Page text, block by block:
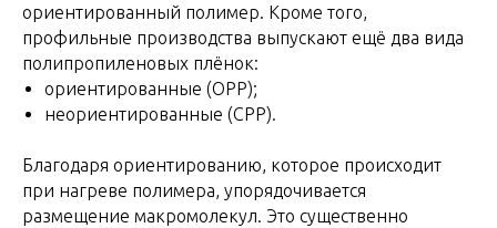
ориентированный полимер. Кроме того,
профильные производства выпускают ещё два вида
полипропиленовых плёнок:
ориентированные (OPP);
неориентированные (CPP).
Благодаря ориентированию, которое происходит
при нагреве полимера, упорядочивается
размещение макромолекул. Это существенно